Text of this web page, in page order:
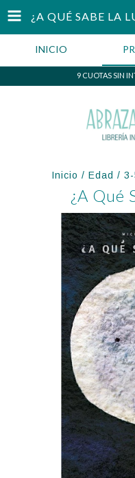
¿A QUÉ SABE LA
INICIO
9 CUOTAS SIN
Inicio / Edad / 3-
¿A Qué